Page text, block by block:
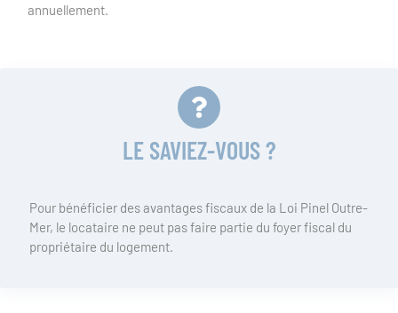
annuellement.
LE SAVIEZ-VOUS ?
Pour bénéficier des avantages fiscaux de la Loi Pinel Outre-
Mer, le locataire ne peut pas faire partie du foyer fiscal du
propriétaire du logement.